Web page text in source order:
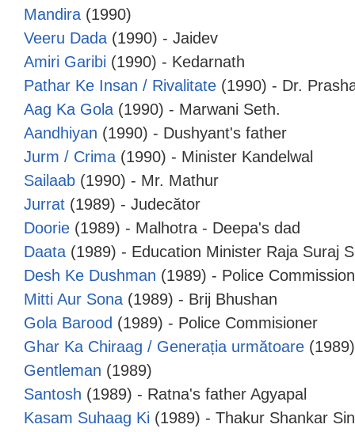
Mandira (1990)
Veeru Dada (1990) - Jaidev
Amiri Garibi (1990) - Kedarnath
Pathar Ke Insan / Rivalitate (1990) - Dr.
Aag Ka Gola (1990) - Marwani Seth.
Aandhiyan (1990) - Dushyant's father
Jurm / Crima (1990) - Minister Kandelwal
Sailaab (1990) - Mr. Mathur
Jurrat (1989) - Judecător
Doorie (1989) - Malhotra - Deepa's dad
Daata (1989) - Education Minister Raja Suraj
Desh Ke Dushman (1989) - Police
Mitti Aur Sona (1989) - Brij Bhushan
Gola Barood (1989) - Police Commisioner
Ghar Ka Chiraag / Generația următoare
Gentleman (1989)
Santosh (1989) - Ratna's father Agyapal
Kasam Suhaag Ki (1989) - Thakur Shankar